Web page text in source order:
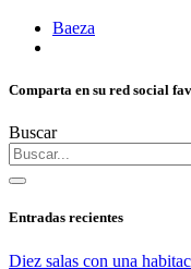
Baeza
Comparta en su red social
Buscar
Entradas recientes
Diez salas con una